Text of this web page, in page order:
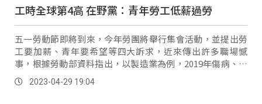
工時全球第4高 在野黨：青年勞工低薪過勞
五一勞動節即將到來，今年勞團將舉行集會活動，並提出勞
工要加薪、青年要希望等四大訴求，近來傳出許多職場憾
事，根據勞動部資料指出，以製造業為例，2019年傷病、失
能與死亡共14,113人，到了2021年數字，工傷人數微幅上升
到14,446人，健康加薪是多數勞工的心聲。
2023-04-29 19:04